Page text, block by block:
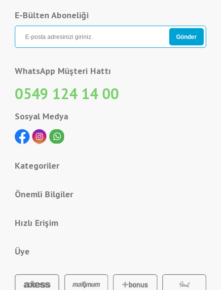
Kategoriler
Önemli Bilgiler
Hızlı Erişim
Üye
E-Bülten Aboneliği
WhatsApp Müşteri Hattı
0549 124 14 00
Sosyal Medya